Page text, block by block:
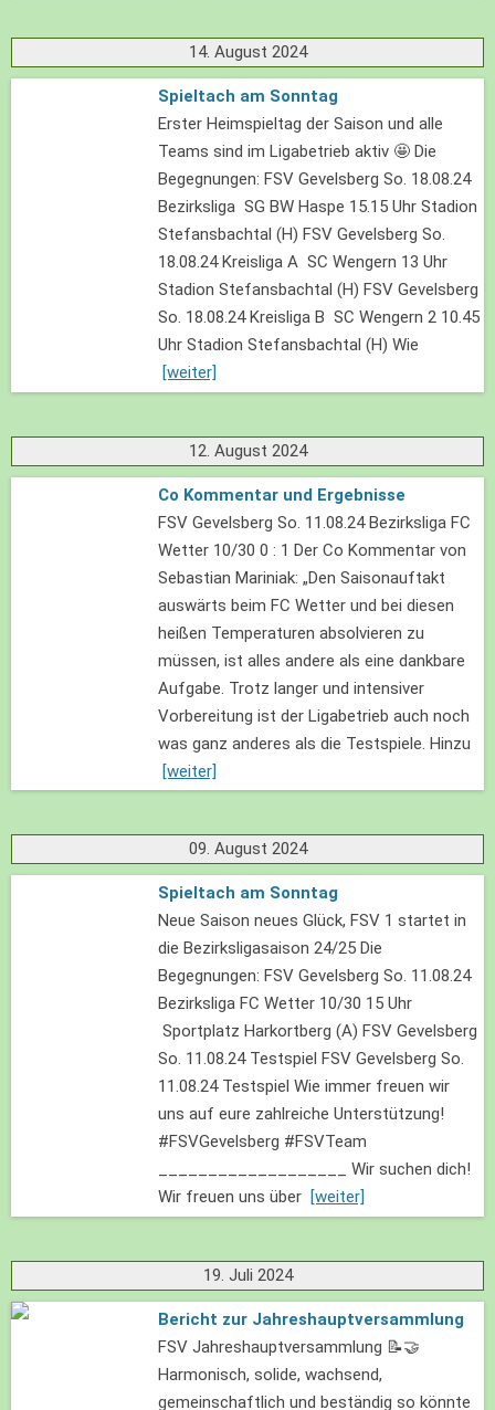
14. August 2024
Spieltach am Sonntag
Erster Heimspieltag der Saison und alle
Teams sind im Ligabetrieb aktiv 🤩 Die
Begegnungen: FSV Gevelsberg So. 18.08.24
Bezirksliga SG BW Haspe 15.15 Uhr Stadion
Stefansbachtal (H) FSV Gevelsberg So.
18.08.24 Kreisliga A SC Wengern 13 Uhr
Stadion Stefansbachtal (H) FSV Gevelsberg
So. 18.08.24 Kreisliga B SC Wengern 2 10.45
Uhr Stadion Stefansbachtal (H) Wie
[weiter]
12. August 2024
Co Kommentar und Ergebnisse
FSV Gevelsberg So. 11.08.24 Bezirksliga FC
Wetter 10/30 0 : 1 Der Co Kommentar von
Sebastian Mariniak: „Den Saisonauftakt
auswärts beim FC Wetter und bei diesen
heißen Temperaturen absolvieren zu
müssen, ist alles andere als eine dankbare
Aufgabe. Trotz langer und intensiver
Vorbereitung ist der Ligabetrieb auch noch
was ganz anderes als die Testspiele. Hinzu
[weiter]
09. August 2024
Spieltach am Sonntag
Neue Saison neues Glück, FSV 1 startet in
die Bezirksligasaison 24/25 Die
Begegnungen: FSV Gevelsberg So. 11.08.24
Bezirksliga FC Wetter 10/30 15 Uhr
Sportplatz Harkortberg (A) FSV Gevelsberg
So. 11.08.24 Testspiel FSV Gevelsberg So.
11.08.24 Testspiel Wie immer freuen wir
uns auf eure zahlreiche Unterstützung!
#FSVGevelsberg #FSVTeam
___________________ Wir suchen dich!
Wir freuen uns über [weiter]
19. Juli 2024
Bericht zur Jahreshauptversammlung
FSV Jahreshauptversammlung 📝🤝
Harmonisch, solide, wachsend,
gemeinschaftlich und beständig so könnte